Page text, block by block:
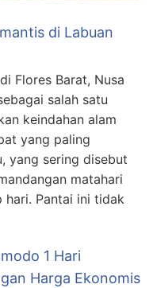
di Labuan
Flores Barat, Nusa
salah satu
keindahan alam
yang paling
yang sering disebut
matahari
hari. Pantai ini tidak
1 Hari
Harga Ekonomis